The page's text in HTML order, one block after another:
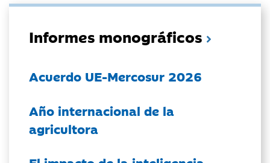
Informes monográficos
Acuerdo UE-Mercosur 2026
Año internacional de la
agricultora